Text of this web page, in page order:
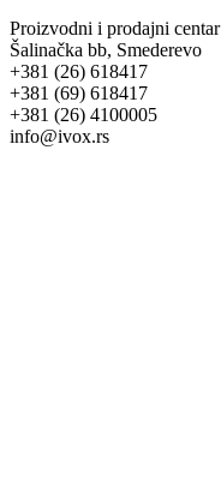
Proizvodni i prodajni centar
Šalinačka bb, Smederevo
+381 (26) 618417
+381 (69) 618417
+381 (26) 4100005
info@ivox.rs